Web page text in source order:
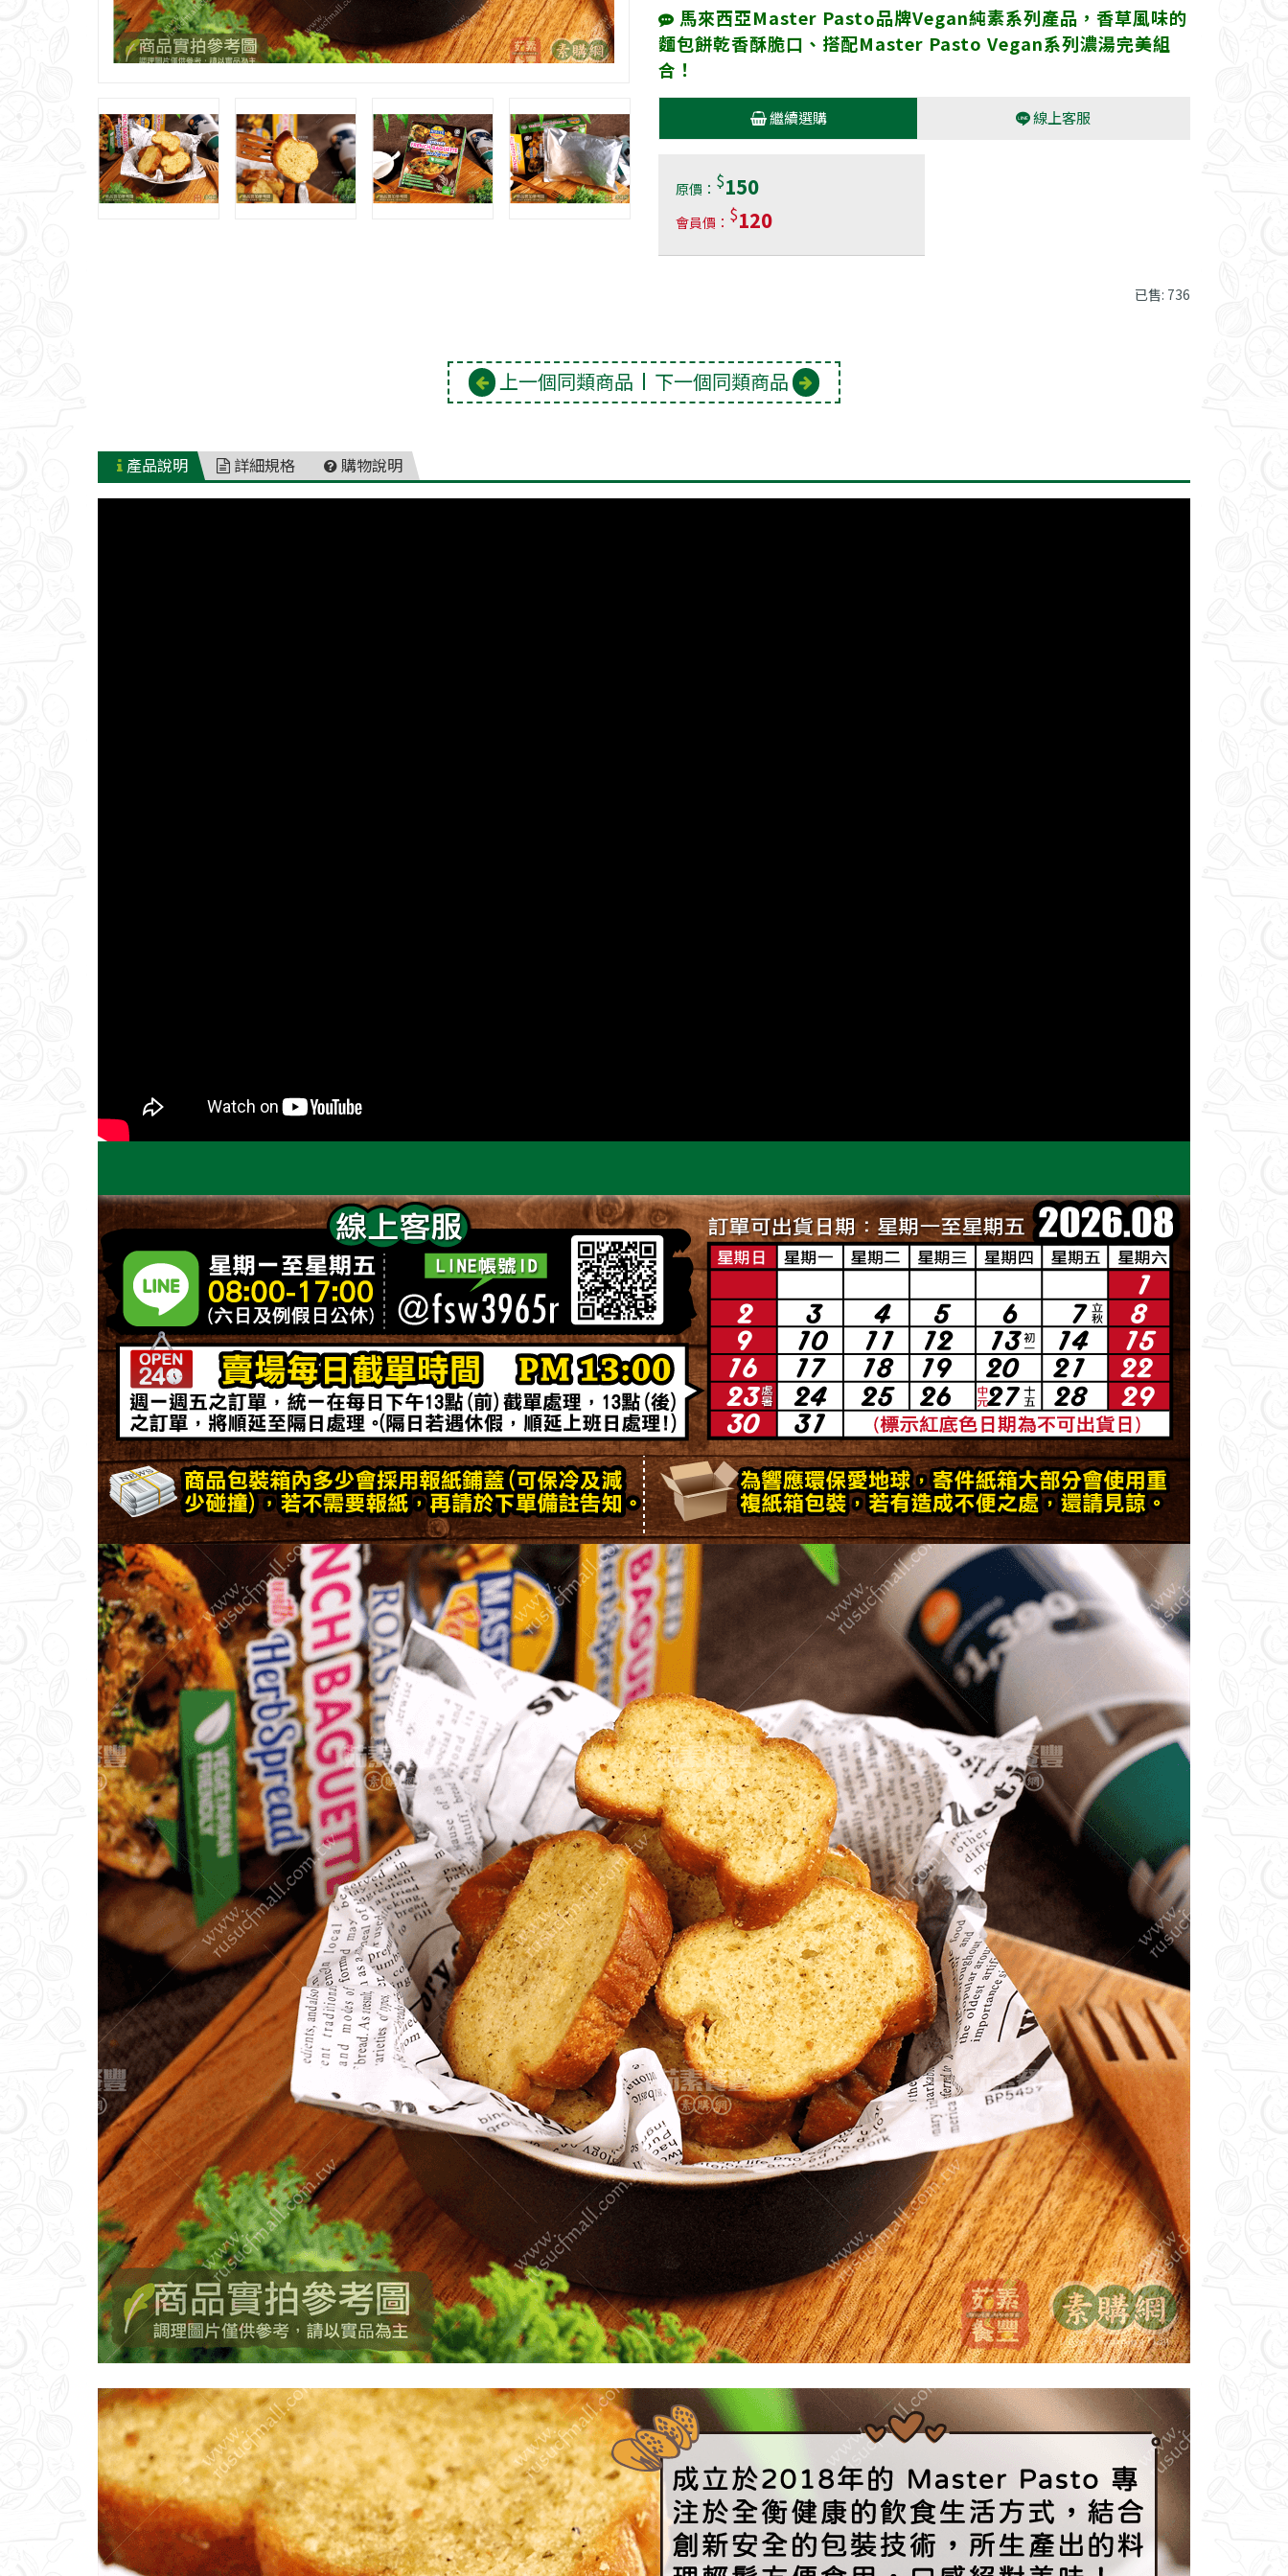
馬來西亞Master Pasto品牌Vegan純素系列產品，香草風味的
麵包餅乾香酥脆口、搭配Master Pasto Vegan系列濃湯完美組
合！
繼續選購 線上客服
原價： $150
會員價： $120
已售: 736
上一個同類商品 下一個同類商品
產品說明 詳細規格 購物說明